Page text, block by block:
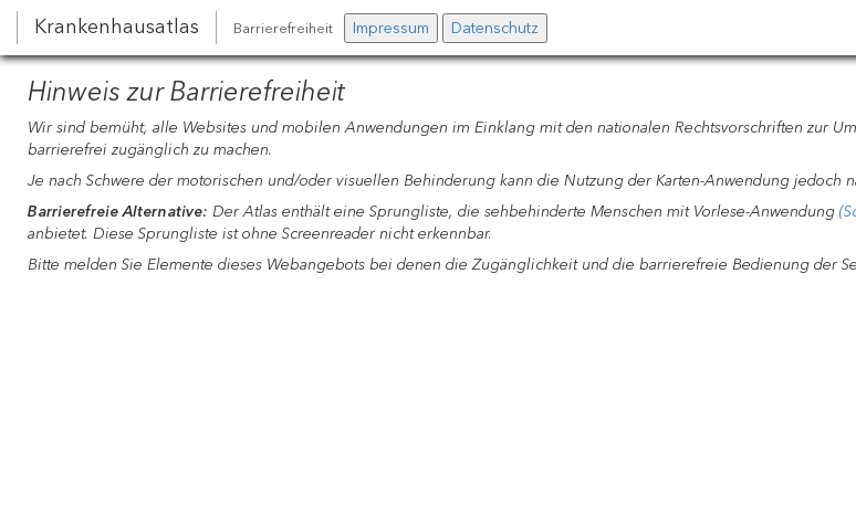
Krankenhausatlas Barrierefreiheit Impressum Datenschutz
Hinweis zur Barrierefreiheit
Wir sind bemüht, alle Websites und mobilen Anwendungen im Einklang mit den nationalen Rechtsvorschriften zur
barrierefrei zugänglich zu machen.
Je nach Schwere der motorischen und/oder visuellen Behinderung kann die Nutzung der Karten-Anwendung jedoch
Barrierefreie Alternative: Der Atlas enthält eine Sprungliste, die sehbehinderte Menschen mit Vorlese-Anwendung
anbietet. Diese Sprungliste ist ohne Screenreader nicht erkennbar.
Bitte melden Sie Elemente dieses Webangebots bei denen die Zugänglichkeit und die barrierefreie Bedienung der